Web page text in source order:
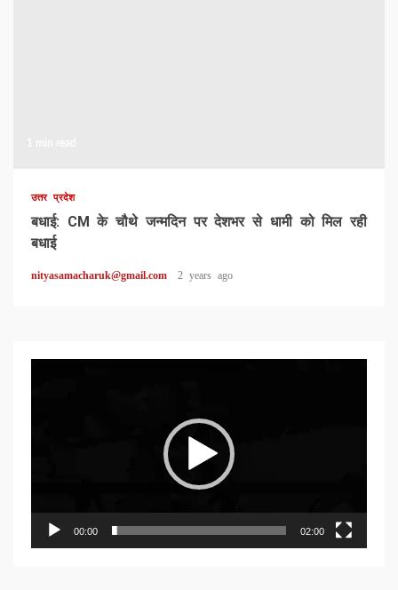
उत्तर प्रदेश
बधाई: CM के चौथे जन्मदिन पर देशभर से धामी को मिल रही
बधाई
nityasamacharuk@gmail.com 2 years ago
00:00 02:00